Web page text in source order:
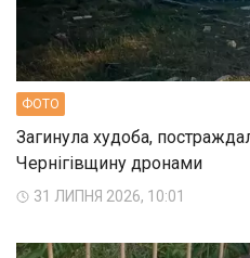
ФОТО
Загинула худоба,
Чернігівщину дронами
31 ЛИПНЯ 2026, 10:01